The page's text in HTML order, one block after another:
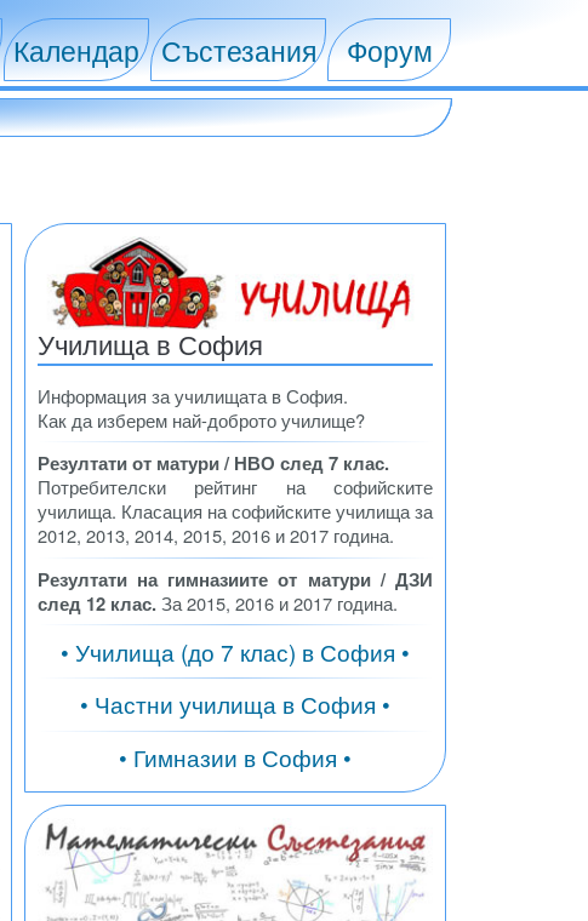
Календар Състезания Форум
Училища в София
Информация за училищата в София.
Как да изберем най-доброто училище?
Резултати от матури / НВО след 7 клас.
Потребителски рейтинг на софийските
училища. Класация на софийските училища за
2012, 2013, 2014, 2015, 2016 и 2017 година.
Резултати на гимназиите от матури / ДЗИ
след 12 клас.За 2015, 2016 и 2017 година.
• Училища (до 7 клас) в София •
• Частни училища в София •
• Гимназии в София •